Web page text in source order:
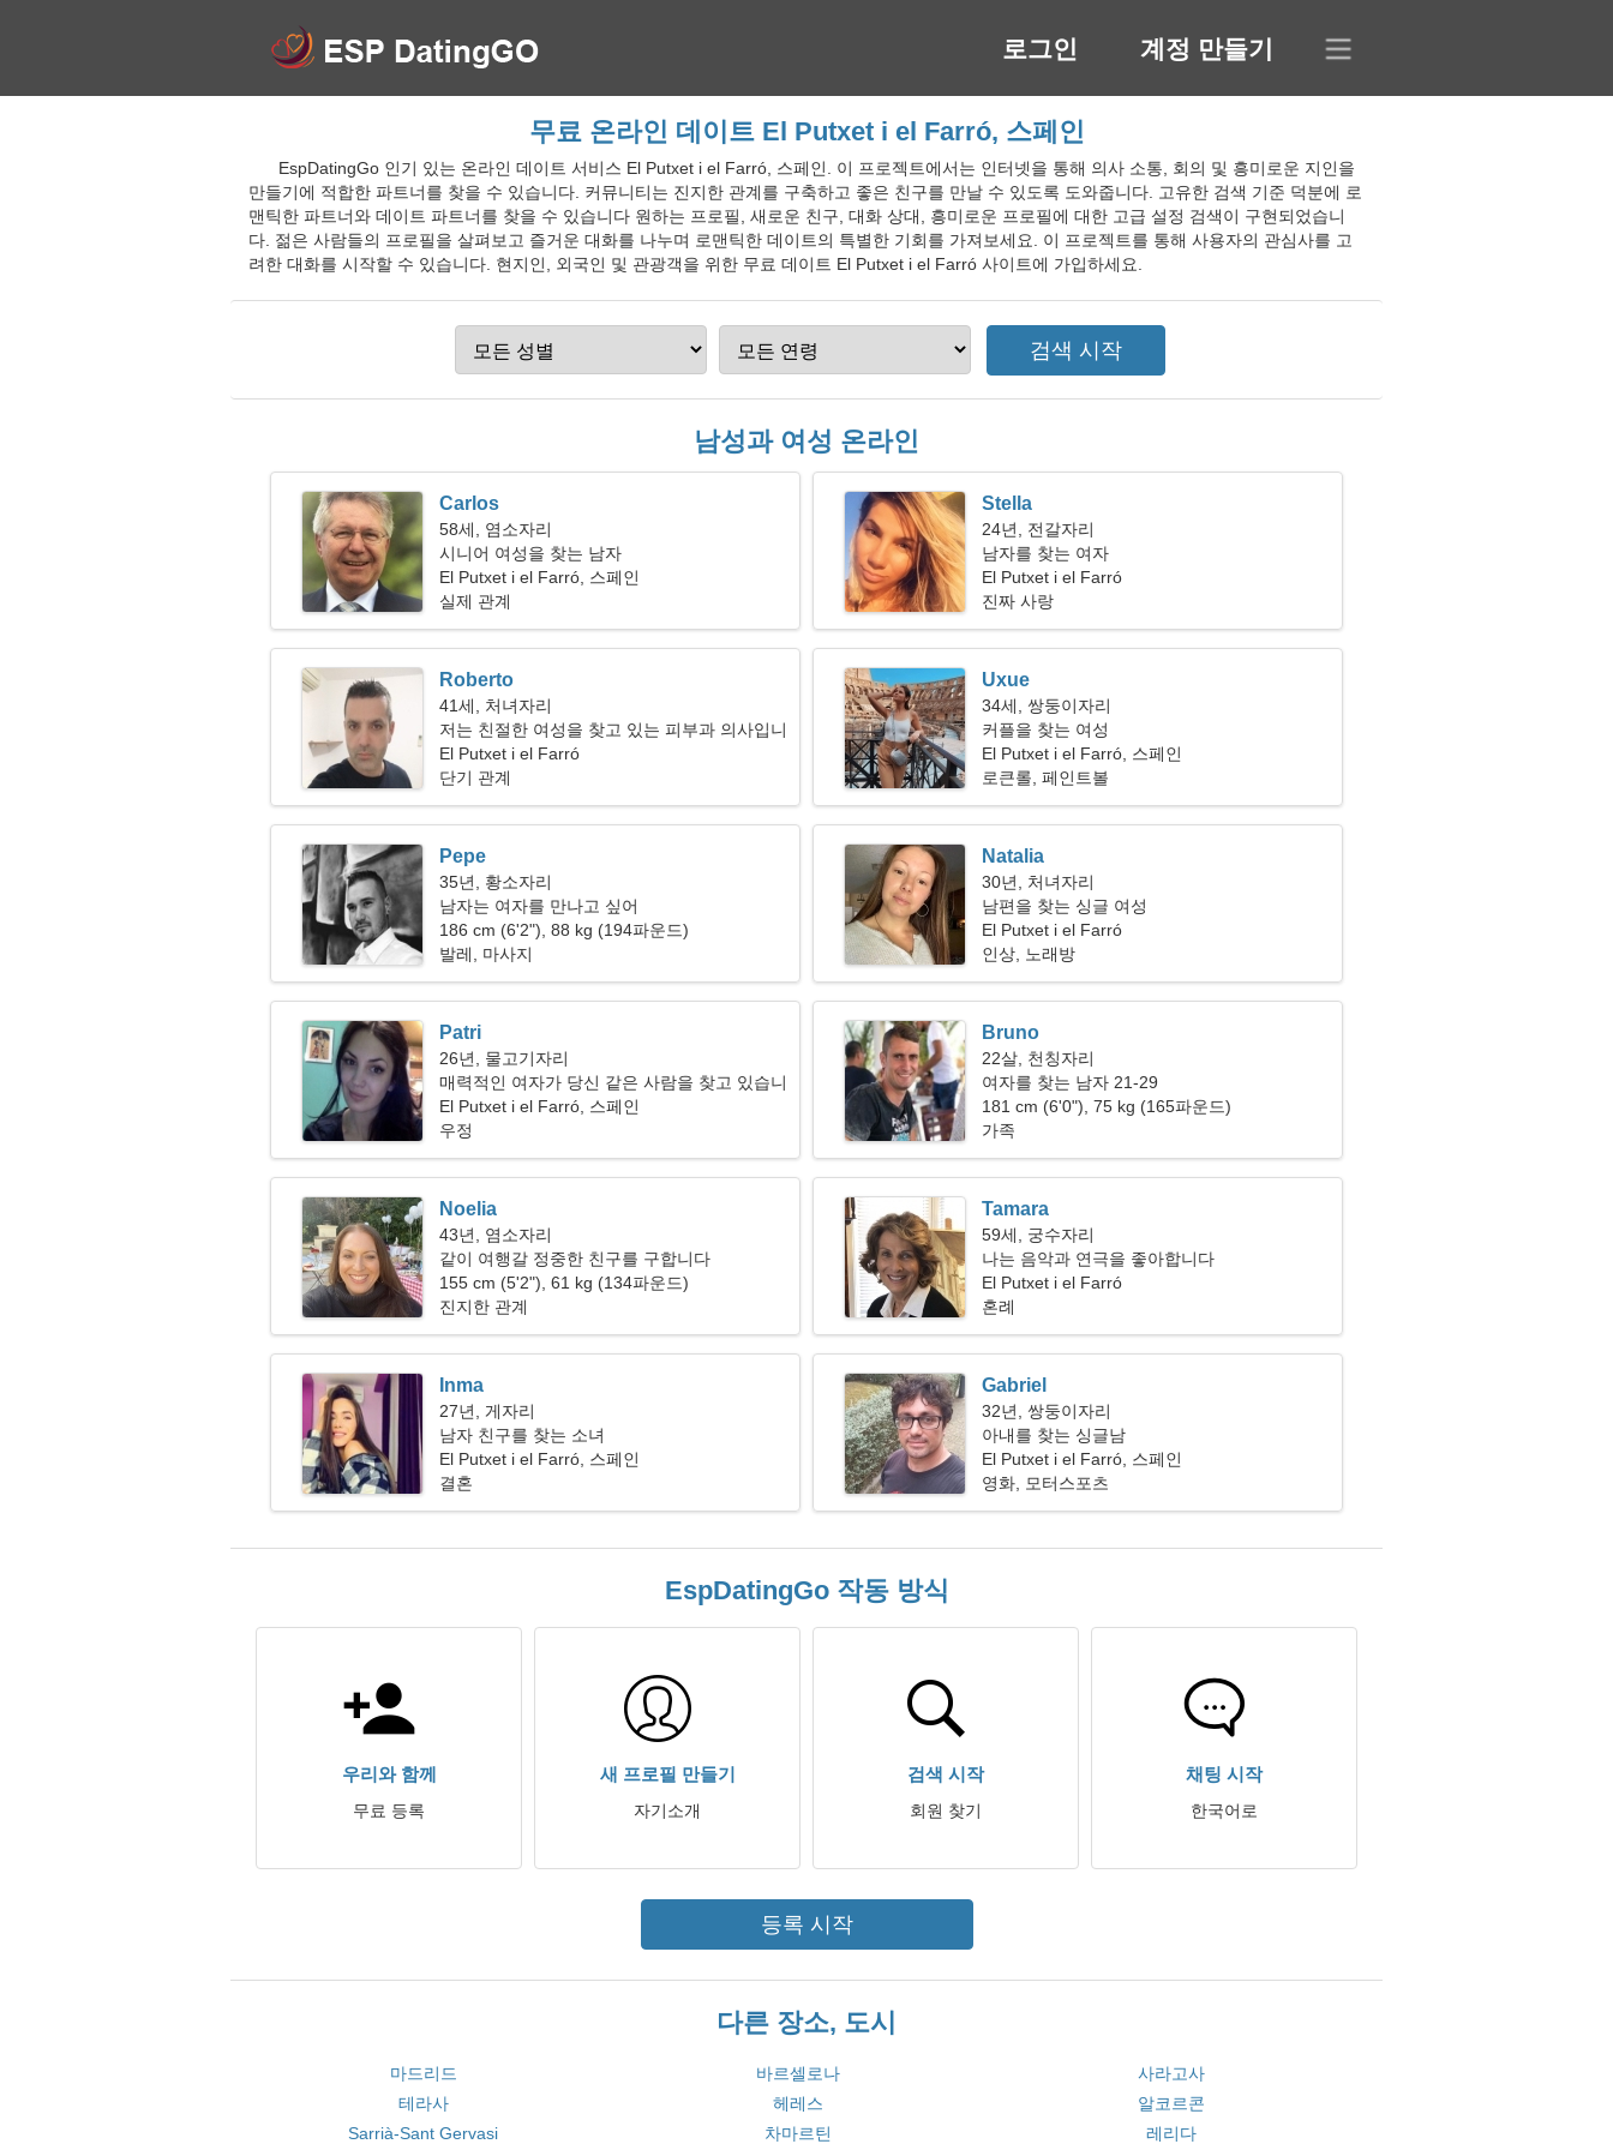
로그인 계정 만들기
무료 온라인 데이트 El Putxet i el Farró, 스페인
EspDatingGo 인기 있는 온라인 데이트 서비스 El Putxet i el Farró, 스페인. 이 프로젝트에서는 인터넷을 통해 의사 소통, 회의 및 흥미로운 지인을
만들기에 적합한 파트너를 찾을 수 있습니다. 커뮤니티는 진지한 관계를 구축하고 좋은 친구를 만날 수 있도록 도와줍니다. 고유한 검색 기준 덕분에 로
맨틱한 파트너와 데이트 파트너를 찾을 수 있습니다 원하는 프로필, 새로운 친구, 대화 상대, 흥미로운 프로필에 대한 고급 설정 검색이 구현되었습니
다. 젊은 사람들의 프로필을 살펴보고 즐거운 대화를 나누며 로맨틱한 데이트의 특별한 기회를 가져보세요. 이 프로젝트를 통해 사용자의 관심사를 고
려한 대화를 시작할 수 있습니다. 현지인, 외국인 및 관광객을 위한 무료 데이트 El Putxet i el Farró 사이트에 가입하세요.
남성과 여성 온라인
Carlos
58세, 염소자리
시니어 여성을 찾는 남자
El Putxet i el Farró, 스페인
실제 관계
Stella
24년, 전갈자리
남자를 찾는 여자
El Putxet i el Farró
진짜 사랑
Roberto
41세, 처녀자리
저는 친절한 여성을 찾고 있는 피부과 의사입니
다
El Putxet i el Farró
단기 관계
Uxue
34세, 쌍둥이자리
커플을 찾는 여성
El Putxet i el Farró, 스페인
로큰롤, 페인트볼
Pepe
35년, 황소자리
남자는 여자를 만나고 싶어
186 cm (6'2"), 88 kg (194파운드)
발레, 마사지
Natalia
30년, 처녀자리
남편을 찾는 싱글 여성
El Putxet i el Farró
인상, 노래방
Patri
26년, 물고기자리
매력적인 여자가 당신 같은 사람을 찾고 있습니
다
El Putxet i el Farró, 스페인
우정
Bruno
22살, 천칭자리
여자를 찾는 남자 21-29
181 cm (6'0"), 75 kg (165파운드)
가족
Noelia
43년, 염소자리
같이 여행갈 정중한 친구를 구합니다
155 cm (5'2"), 61 kg (134파운드)
진지한 관계
Tamara
59세, 궁수자리
나는 음악과 연극을 좋아합니다
El Putxet i el Farró
혼례
Inma
27년, 게자리
남자 친구를 찾는 소녀
El Putxet i el Farró, 스페인
결혼
Gabriel
32년, 쌍둥이자리
아내를 찾는 싱글남
El Putxet i el Farró, 스페인
영화, 모터스포츠
EspDatingGo 작동 방식
우리와 함께
무료 등록
새 프로필 만들기
자기소개
검색 시작
회원 찾기
채팅 시작
한국어로
등록 시작
다른 장소, 도시
마드리드 바르셀로나
사라고사
테라사
헤레스
알코르콘
Sarrià-Sant Gervasi
차마르틴 레리다